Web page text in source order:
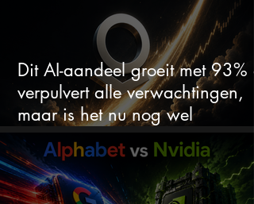
Dit AI-aandeel groeit met 93%
verpulvert alle verwachtingen,
maar is het nu nog wel
koopwaardig?